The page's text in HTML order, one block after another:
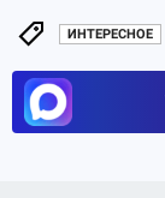
ИНТЕРЕСНОЕ